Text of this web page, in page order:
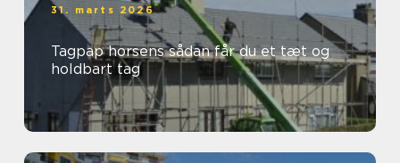
31. marts 2026
Tagpap horsens sådan får du et tæt og
holdbart tag